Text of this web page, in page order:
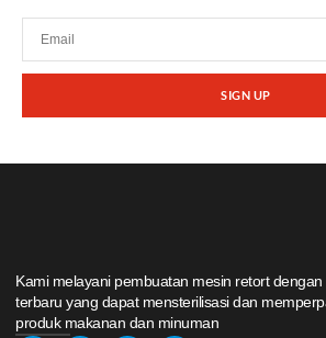
SIGN UP
Kami melayani pembuatan mesin retort
terbaru yang dapat mensterilisasi dan
produk makanan dan minuman